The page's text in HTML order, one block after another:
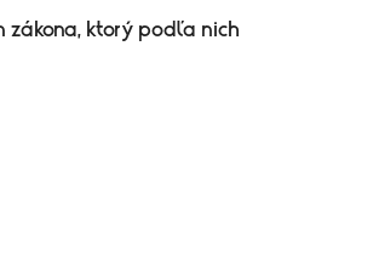
ktorý podľa nich